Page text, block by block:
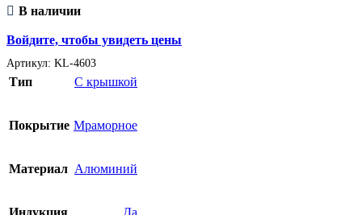
В наличии
Войдите, чтобы увидеть цены
Артикул: KL-4603
Тип С крышкой
Покрытие Мраморное
Материал Алюминий
Индукция Да